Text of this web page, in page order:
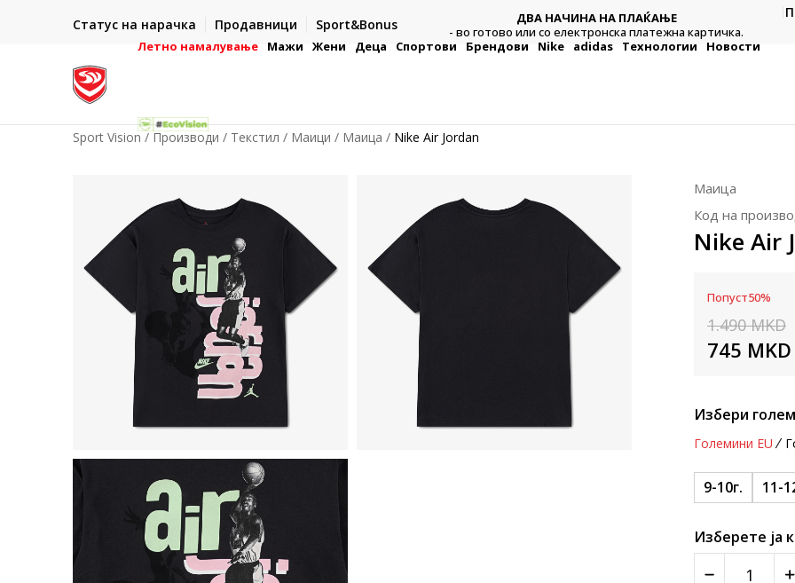
Статус на нарачка Продавници Sport&Bonus
- на сите нарачки во готово или со електронска платежна
ДВА НАЧИНА НА ПЛАЌАЊЕ
- во готово или со електронска платежна картичка.
Летно намалување Мажи Жени Деца Спортови Брендови Nike adidas Технологии Новости
Sport Vision Производи Текстил Маици Маица Nike Air Jordan
Маица
Код на
Nike Air
Попуст50%
1.490 MKD
745 MKD
Избери
Големини EU
9-10г. 11-
Изберете ја